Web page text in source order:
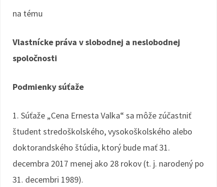
na tému
Vlastnícke práva v slobodnej a neslobodnej
spoločnosti
Podmienky súťaže
1. Súťaže „Cena Ernesta Valka“ sa môže zúčastniť
študent stredoškolského, vysokoškolského alebo
doktorandského štúdia, ktorý bude mať 31.
decembra 2017 menej ako 28 rokov (t. j. narodený po
31. decembri 1989).